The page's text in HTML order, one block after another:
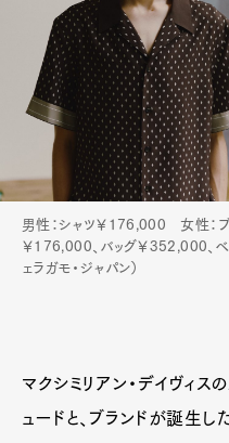
Pen
Pen
男性：シャツ￥176,000 女性：ブ
￥176,000、バッグ￥352,000、
ェラガモ・ジャパン）
マクシミリアン・デイヴィス
ュードと、ブランドが誕生